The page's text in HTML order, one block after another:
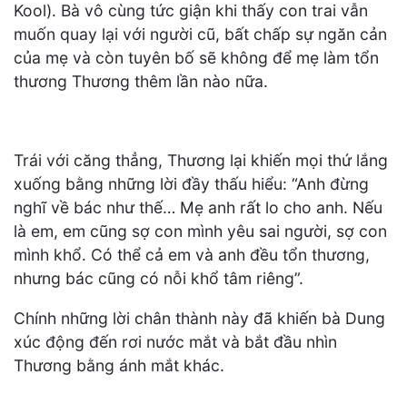
Kool). Bà vô cùng tức giận khi thấy con trai vẫn
muốn quay lại với người cũ, bất chấp sự ngăn cản
của mẹ và còn tuyên bố sẽ không để mẹ làm tổn
thương Thương thêm lần nào nữa.
Trái với căng thẳng, Thương lại khiến mọi thứ lắng
xuống bằng những lời đầy thấu hiểu: “Anh đừng
nghĩ về bác như thế… Mẹ anh rất lo cho anh. Nếu
là em, em cũng sợ con mình yêu sai người, sợ con
mình khổ. Có thể cả em và anh đều tổn thương,
nhưng bác cũng có nỗi khổ tâm riêng”.
Chính những lời chân thành này đã khiến bà Dung
xúc động đến rơi nước mắt và bắt đầu nhìn
Thương bằng ánh mắt khác.